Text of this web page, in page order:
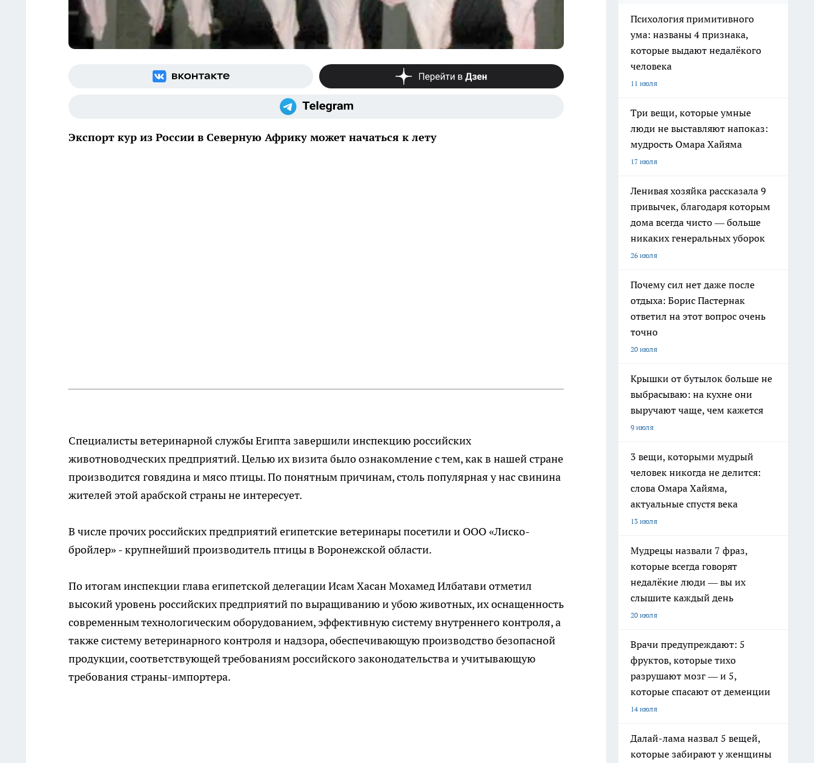
Экспорт кур из России в Северную Африку может начаться к лету
Специалисты ветеринарной службы Египта завершили инспекцию российских
животноводческих предприятий. Целью их визита было ознакомление с тем, как в нашей стране
производится говядина и мясо птицы. По понятным причинам, столь популярная у нас свинина
жителей этой арабской страны не интересует.
В числе прочих российских предприятий египетские ветеринары посетили и ООО «Лиско-
бройлер» - крупнейший производитель птицы в Воронежской области.
По итогам инспекции глава египетской делегации Исам Хасан Мохамед Илбатави отметил
высокий уровень российских предприятий по выращиванию и убою животных, их оснащенность
современным технологическим оборудованием, эффективную систему внутреннего контроля, а
также систему ветеринарного контроля и надзора, обеспечивающую производство безопасной
продукции, соответствующей требованиям российского законодательства и учитывающую
требования страны-импортера.
Психология примитивного
ума: названы 4 признака,
которые выдают недалёкого
человека
11 июля
Три вещи, которые умные
люди не выставляют напоказ:
мудрость Омара Хайяма
17 июля
Ленивая хозяйка рассказала 9
привычек, благодаря которым
дома всегда чисто — больше
никаких генеральных уборок
26 июля
Почему сил нет даже после
отдыха: Борис Пастернак
ответил на этот вопрос очень
точно
20 июля
Крышки от бутылок больше не
выбрасываю: на кухне они
выручают чаще, чем кажется
9 июля
3 вещи, которыми мудрый
человек никогда не делится:
слова Омара Хайяма,
актуальные спустя века
13 июля
Мудрецы назвали 7 фраз,
которые всегда говорят
недалёкие люди — вы их
слышите каждый день
20 июля
Врачи предупреждают: 5
фруктов, которые тихо
разрушают мозг — и 5,
которые спасают от деменции
14 июля
Далай-лама назвал 5 вещей,
которые забирают у женщины